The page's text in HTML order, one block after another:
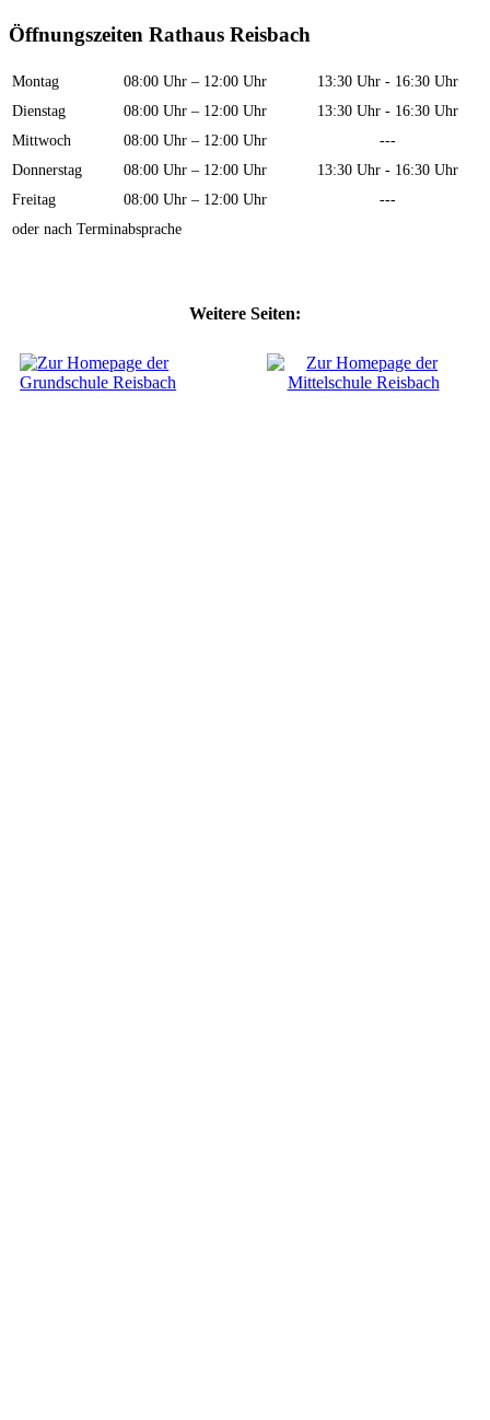
Öffnungszeiten Rathaus Reisbach
Montag 08:00 Uhr – 12:00 Uhr
13:30 Uhr - 16:30 Uhr
Dienstag
08:00 Uhr – 12:00 Uhr
13:30 Uhr - 16:30 Uhr
Mittwoch
08:00 Uhr – 12:00 Uhr
---
Donnerstag
08:00 Uhr – 12:00 Uhr
13:30 Uhr - 16:30 Uhr
Freitag
08:00 Uhr – 12:00 Uhr
---
oder nach Terminabsprache
Weitere Seiten: